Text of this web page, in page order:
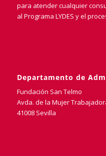
para atender cualquier
al Programa LYDES y el
Departamento de
Fundación San Telmo
Avda. de la Mujer
41008 Sevilla